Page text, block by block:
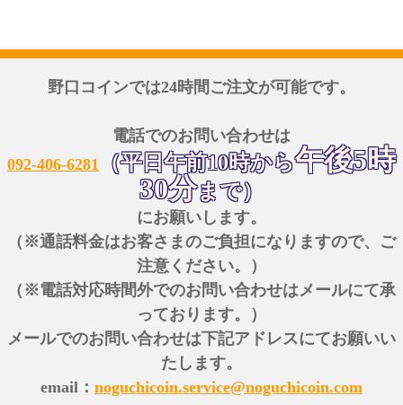
野口コインでは24時間ご注文が可能です。
電話でのお問い合わせは
092-406-6281
（平日午前10時から午後5時
30分まで）
にお願いします。
（※通話料金はお客さまのご負担になりますので、ご
注意ください。）
（※電話対応時間外でのお問い合わせはメールにて承
っております。）
メールでのお問い合わせは下記アドレスにてお願いい
たします。
email： noguchicoin.service@noguchicoin.com